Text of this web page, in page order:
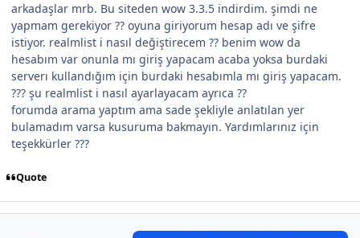
arkadaşlar mrb. Bu siteden wow 3.3.5 indirdim. şimdi ne
yapmam gerekiyor ?? oyuna giriyorum hesap adı ve şifre
istiyor. realmlist i nasıl değiştirecem ?? benim wow da
hesabım var onunla mı giriş yapacam acaba yoksa burdaki
serverı kullandığım için burdaki hesabımla mı giriş yapacam.
??? şu realmlist i nasıl ayarlayacam ayrıca ??
forumda arama yaptım ama sade şekliyle anlatılan yer
bulamadım varsa kusuruma bakmayın. Yardımlarınız için
teşekkürler ???
Quote